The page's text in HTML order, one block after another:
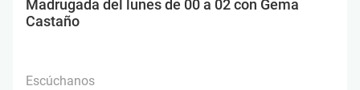
Madrugada del lunes de 00 a 02 con Gema
Castaño
Escúchanos